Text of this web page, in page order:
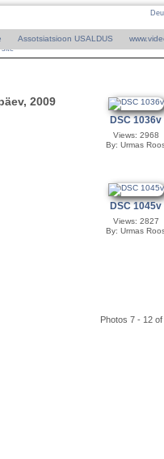
Assotsiatsioon USALDUS
2009
DSC 1036v
Views: 2968
By: Urmas
DSC 1045v
Views: 2827
By: Urmas
Photos 7 - 12 of